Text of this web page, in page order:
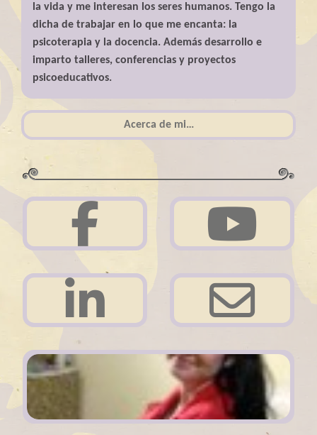
la vida y me interesan los seres humanos. Tengo la
dicha de trabajar en lo que me encanta: la
psicoterapia y la docencia. Además desarrollo e
imparto talleres, conferencias y proyectos
psicoeducativos.
Acerca de mi…
Acerca de mi